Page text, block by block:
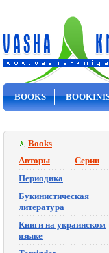
BOOKS
Books
Авторы
Серии
Периодика
Букинистическая
литература
Книги на украинском
языке